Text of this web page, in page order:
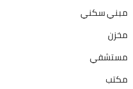
مبني سكني
مخزن
مستشفي
مكتب